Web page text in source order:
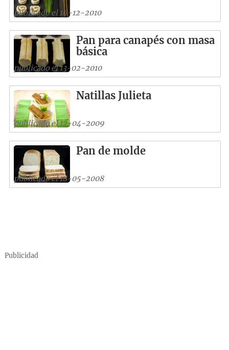
publicado el 16-12-2010
Pan para canapés con masa
básica
publicado el 13-02-2010
Natillas Julieta
publicado el 12-04-2009
Pan de molde
publicado el 18-05-2008
Publicidad